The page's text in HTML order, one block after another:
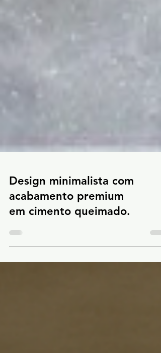
Design minimalista com
acabamento premium
em cimento queimado.